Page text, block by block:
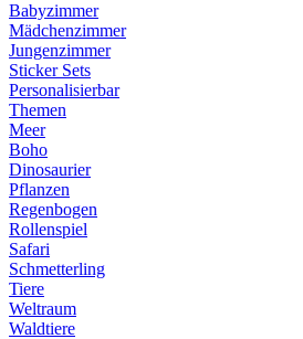
Babyzimmer
Mädchenzimmer
Jungenzimmer
Sticker Sets
Personalisierbar
Themen
Meer
Boho
Dinosaurier
Pflanzen
Regenbogen
Rollenspiel
Safari
Schmetterling
Tiere
Weltraum
Waldtiere